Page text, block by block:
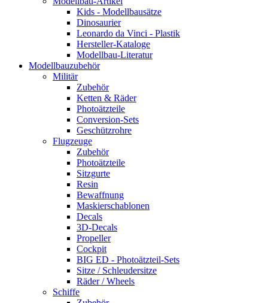
Kids - Modellbausätze
Dinosaurier
Leonardo da Vinci - Plastik
Hersteller-Kataloge
Modellbau-Literatur
Modellbauzubehör
Militär
Zubehör
Ketten & Räder
Photoätzteile
Conversion-Sets
Geschützrohre
Flugzeuge
Zubehör
Photoätzteile
Sitzgurte
Resin
Bewaffnung
Maskierschablonen
Decals
3D-Decals
Propeller
Cockpit
BIG ED - Photoätzteil-Sets
Sitze / Schleudersitze
Räder / Wheels
Schiffe